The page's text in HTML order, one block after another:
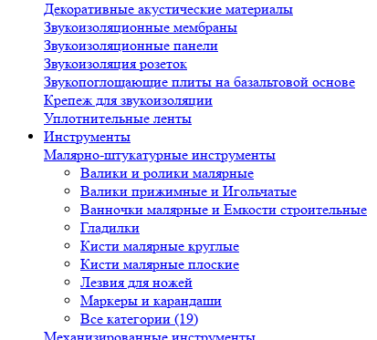
Декоративные акустические материалы
Звукоизоляционные мембраны
Звукоизоляционные панели
Звукоизоляция розеток
Звукопоглощающие плиты на базальтовой основе
Крепеж для звукоизоляции
Уплотнительные ленты
Инструменты
Малярно-штукатурные инструменты
Валики и ролики малярные
Валики прижимные и Игольчатые
Ванночки малярные и Емкости строительные
Гладилки
Кисти малярные круглые
Кисти малярные плоские
Лезвия для ножей
Маркеры и карандаши
Все категории (19)